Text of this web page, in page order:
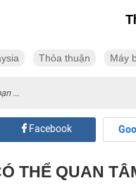
Thỏa thuận Máy
...
Facebook
THỂ QUAN